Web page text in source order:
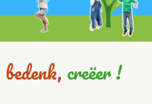
bedenk, creëer !